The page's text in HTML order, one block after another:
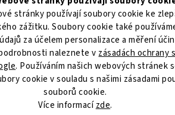
stránky používají soubory cookie ke
zážitku. Soubory cookie také
za účelem personalizace a měření
naleznete v zásadách ochrany
. Používáním našich webových stránek
cookie v souladu s našimi zásadami
souborů cookie.
Více informacízde.
Svačina
obchodu je 5 z 5 hvězdiček.
obchodu je 5 z 5 hvězdiček.